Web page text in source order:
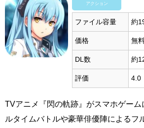
アクション
ファイル容量 約
価格 無
DL数 約
評価 4.0
TVアニメ『閃の軌跡』がスマホゲー
ルタイムバトルや豪華俳優陣によるフ